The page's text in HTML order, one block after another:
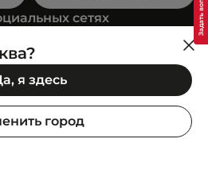
сетях
нам
350-55-33
до 19:00
бот
я здесь
город